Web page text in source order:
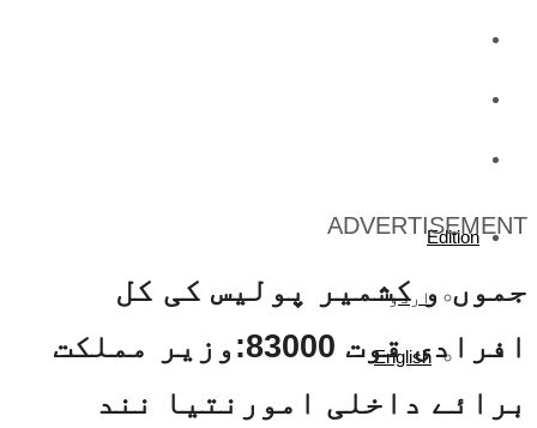
Edition
اردو
English
ADVERTISEMENT
جموں و کشمیر پولیس کی کل
افرادی قوت 83000:وزیر مملکت
برائے داخلی امورنتیا نند